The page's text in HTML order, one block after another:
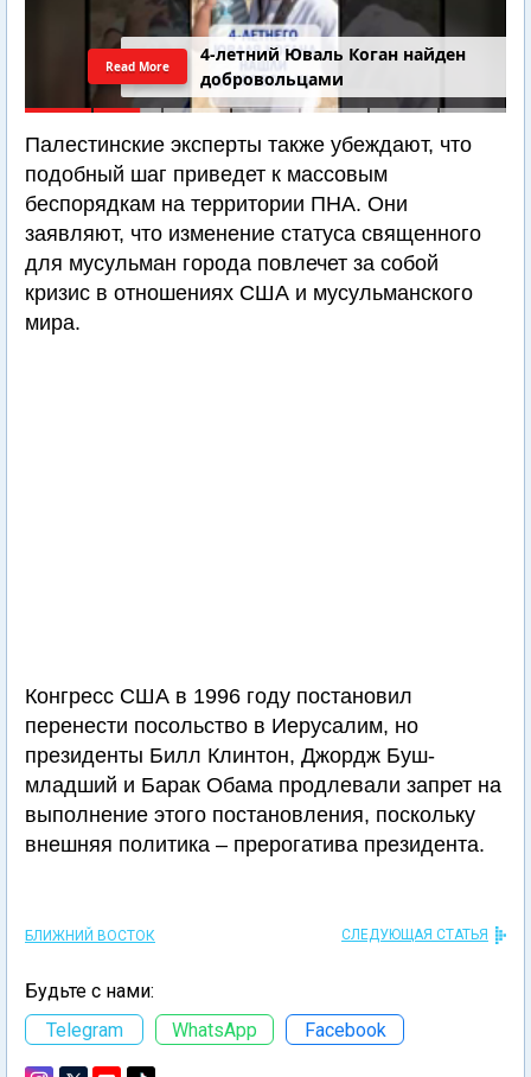
4-летний Юваль Коган найден
добровольцами
Read More
Палестинские эксперты также убеждают, что
подобный шаг приведет к массовым
беспорядкам на территории ПНА. Они
заявляют, что изменение статуса священного
для мусульман города повлечет за собой
кризис в отношениях США и мусульманского
мира.
Конгресс США в 1996 году постановил
перенести посольство в Иерусалим, но
президенты Билл Клинтон, Джордж Буш-
младший и Барак Обама продлевали запрет на
выполнение этого постановления, поскольку
внешняя политика – прерогатива президента.
БЛИЖНИЙ ВОСТОК СЛЕДУЮЩАЯ СТАТЬЯ
Будьте с нами:
Telegram
WhatsApp Facebook